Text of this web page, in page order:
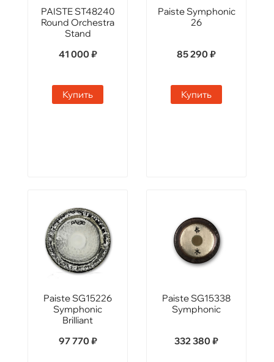
PAISTE ST48240
Round Orchestra
Stand
41 000 ₽
Купить
Paiste Symphonic
26
85 290 ₽
Купить
Paiste SG15226
Symphonic
Brilliant
97 770 ₽
Paiste SG15338
Symphonic
332 380 ₽